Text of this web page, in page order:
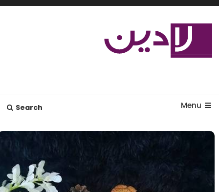
Skip
Menu
Search